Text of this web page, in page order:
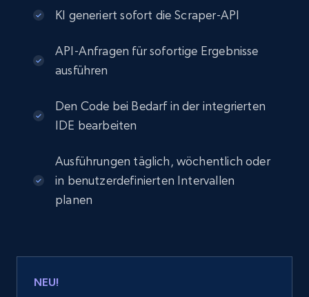
KI generiert sofort die Scraper-API
API-Anfragen für sofortige Ergebnisse
ausführen
Den Code bei Bedarf in der integrierten
IDE bearbeiten
Ausführungen täglich, wöchentlich oder
in benutzerdefinierten Intervallen
planen
NEU!